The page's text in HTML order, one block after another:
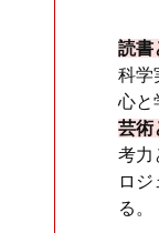
読書
科学
心と
芸術
考力
ロ
る。